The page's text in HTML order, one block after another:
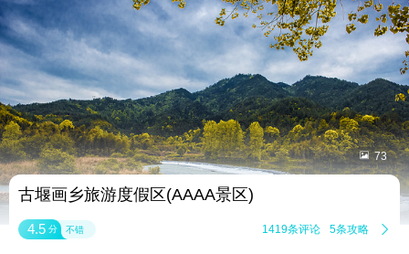
 73
古堰画乡旅游度假区(AAAA景区)
4.5 分 不错 1419条评论 5条攻略 
